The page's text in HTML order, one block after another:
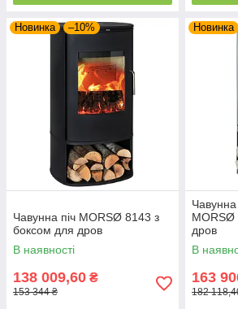
Новинка –10%
Чавунна піч MORSØ 8143 з
боксом для дров
В наявності
138 009,60 ₴
153 344 ₴
Новинка
Чавунна
MORSØ
дров
В
163
182